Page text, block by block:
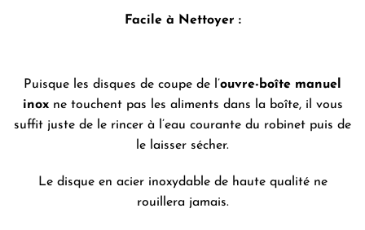
Facile à Nettoyer :
Puisque les disques de coupe de l’ouvre-boîte manuel
inoxne touchent pas les aliments dans la boîte, il vous
suffit juste de le rincer à l’eau courante du robinet puis de
le laisser sécher.
Le disque en acier inoxydable de haute qualité ne
rouillera jamais.